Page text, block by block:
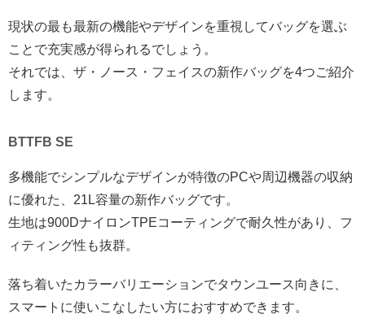
現状の最も最新の機能やデザインを重視してバッグを選ぶ
ことで充実感が得られるでしょう。
それでは、ザ・ノース・フェイスの新作バッグを4つご紹介
します。
BTTFB SE
多機能でシンプルなデザインが特徴のPCや周辺機器の収納
に優れた、21L容量の新作バッグです。
生地は900DナイロンTPEコーティングで耐久性があり、フ
ィティング性も抜群。
落ち着いたカラーバリエーションでタウンユース向きに、
スマートに使いこなしたい方におすすめできます。